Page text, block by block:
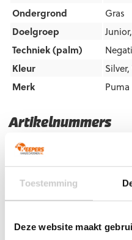
Toestemming
Deze website maakt
Artikelnummers
EAN code
Houd rekening met
Bedrukte artikelen kunnen
Keepershandschoenen ,
Ondergrond
Gras
Doelgroep
Techniek (palm)
Kleur
Silver,
Merk
Puma